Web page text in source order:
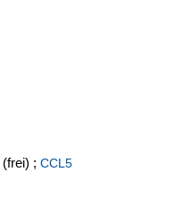
(frei) ; CCL5